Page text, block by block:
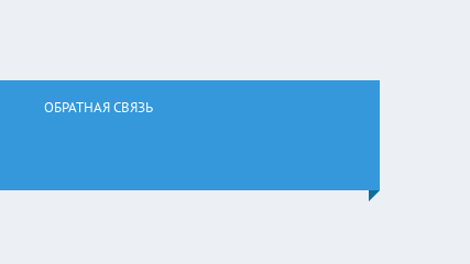
ОБРАТНАЯ СВЯЗЬ